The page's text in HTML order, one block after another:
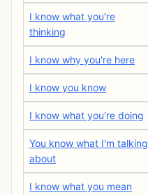
I know what you're
thinking
I know why you're here
I know you know
I know what you're doing
You know what I'm talking
about
I know what you mean